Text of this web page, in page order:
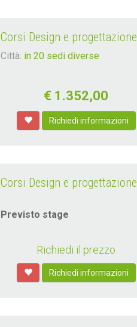
Corsi Design e progettazione
Città: in 20 sedi diverse
€ 1.352,00
Richiedi informazioni
Corsi Design e progettazione
Previsto stage
Richiedi il prezzo
Richiedi informazioni